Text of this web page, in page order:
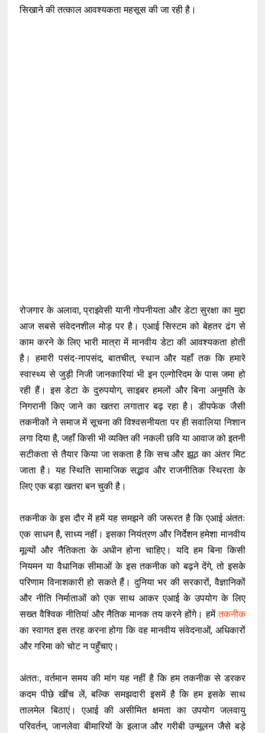
सिखाने की तत्काल आवश्यकता महसूस की जा रही है।
रोजगार के अलावा, प्राइवेसी यानी गोपनीयता और डेटा सुरक्षा का मुद्दा
आज सबसे संवेदनशील मोड़ पर है। एआई सिस्टम को बेहतर ढंग से
काम करने के लिए भारी मात्रा में मानवीय डेटा की आवश्यकता होती
है। हमारी पसंद-नापसंद, बातचीत, स्थान और यहाँ तक कि हमारे
स्वास्थ्य से जुड़ी निजी जानकारियां भी इन एल्गोरिदम के पास जमा हो
रही हैं। इस डेटा के दुरुपयोग, साइबर हमलों और बिना अनुमति के
निगरानी किए जाने का खतरा लगातार बढ़ रहा है। डीपफेक जैसी
तकनीकों ने समाज में सूचना की विश्वसनीयता पर ही सवालिया निशान
लगा दिया है, जहाँ किसी भी व्यक्ति की नकली छवि या आवाज को इतनी
सटीकता से तैयार किया जा सकता है कि सच और झूठ का अंतर मिट
जाता है। यह स्थिति सामाजिक सद्भाव और राजनीतिक स्थिरता के
लिए एक बड़ा खतरा बन चुकी है।
तकनीक के इस दौर में हमें यह समझने की जरूरत है कि एआई अंततः
एक साधन है, साध्य नहीं। इसका नियंत्रण और निर्देशन हमेशा मानवीय
मूल्यों और नैतिकता के अधीन होना चाहिए। यदि हम बिना किसी
नियमन या वैधानिक सीमाओं के इस तकनीक को बढ़ने देंगे, तो इसके
परिणाम विनाशकारी हो सकते हैं। दुनिया भर की सरकारों, वैज्ञानिकों
और नीति निर्माताओं को एक साथ आकर एआई के उपयोग के लिए
सख्त वैश्विक नीतियां और नैतिक मानक तय करने होंगे। हमेंतकनीक
का स्वागत इस तरह करना होगा कि वह मानवीय संवेदनाओं, अधिकारों
और गरिमा को चोट न पहुँचाए।
अंततः, वर्तमान समय की मांग यह नहीं है कि हम तकनीक से डरकर
कदम पीछे खींच लें, बल्कि समझदारी इसमें है कि हम इसके साथ
तालमेल बिठाएं। एआई की असीमित क्षमता का उपयोग जलवायु
परिवर्तन, जानलेवा बीमारियों के इलाज और गरीबी उन्मूलन जैसे बड़े